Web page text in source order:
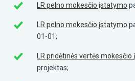
LR pelno mokesčio įstatymo
LR pelno mokesčio įstatymo
01-01;
LR pridėtinės vertės
projektas;